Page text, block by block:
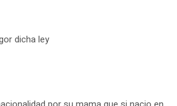
dicha ley